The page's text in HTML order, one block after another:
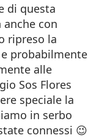
di questa
con
ripreso la
probabilmente
alle
Sos Flores
speciale la
in serbo
connessi 😉